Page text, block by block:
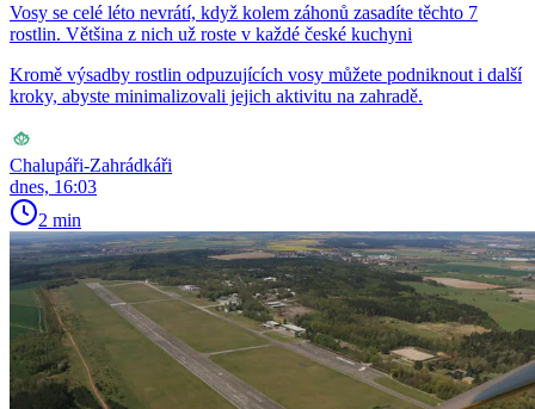
Vosy se celé léto nevrátí, když kolem záhonů zasadíte těchto 7
rostlin. Většina z nich už roste v každé české kuchyni
Kromě výsadby rostlin odpuzujících vosy můžete podniknout i další
kroky, abyste minimalizovali jejich aktivitu na zahradě.
Chalupáři-Zahrádkáři
dnes, 16:03
2 min